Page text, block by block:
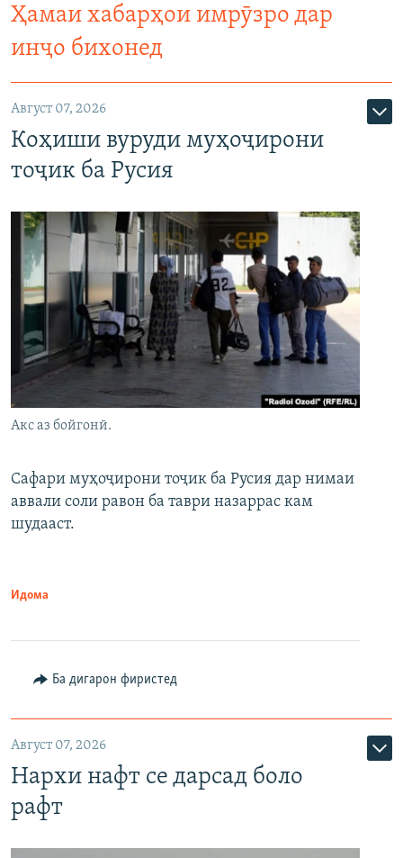
Ҳамаи хабарҳои имрӯзро дар
инҷо бихонед
Август 07, 2026
Коҳиши вуруди муҳоҷирони
тоҷик ба Русия
Акс аз бойгонӣ.
Сафари муҳоҷирони тоҷик ба Русия дар нимаи
аввали соли равон ба таври назаррас кам
шудааст.
Идома
Ба дигарон фиристед
Август 07, 2026
Нархи нафт се дарсад боло
рафт